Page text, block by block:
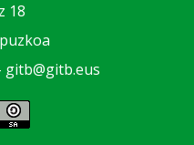
18
gitb@gitb.eus